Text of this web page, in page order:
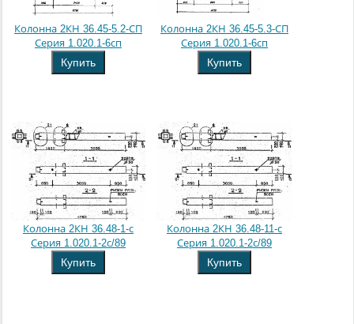
Колонна 2КН 36.45-5.2-СП
Серия 1.020.1-6сп
Купить
Колонна 2КН 36.45-5.3-СП
Серия 1.020.1-6сп
Купить
Колонна 2КН 36.48-1-с
Серия 1.020.1-2с/89
Купить
Колонна 2КН 36.48-11-с
Серия 1.020.1-2с/89
Купить